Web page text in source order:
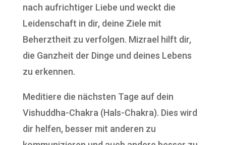
nach aufrichtiger Liebe und weckt die
Leidenschaft in dir, deine Ziele mit
Beherztheit zu verfolgen. Mizrael hilft dir,
die Ganzheit der Dinge und deines Lebens
zu erkennen.
Meditiere die nächsten Tage auf dein
Vishuddha-Chakra (Hals-Chakra). Dies wird
dir helfen, besser mit anderen zu